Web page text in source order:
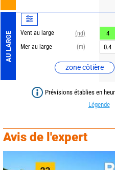
AU LARGE Vent au large
(nd)
Mer au large
(m)
zone côtière
4
0.4
Prévisions établies en
Légende
Avis de l'expert